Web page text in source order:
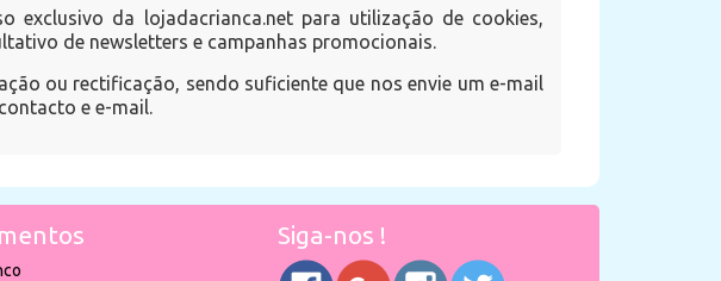
exclusivo da lojadacrianca.net para utilização de cookies,
de newsletters e campanhas promocionais.
ou rectificação, sendo suficiente que nos envie um e-mail
e e-mail.
Siga-nos !